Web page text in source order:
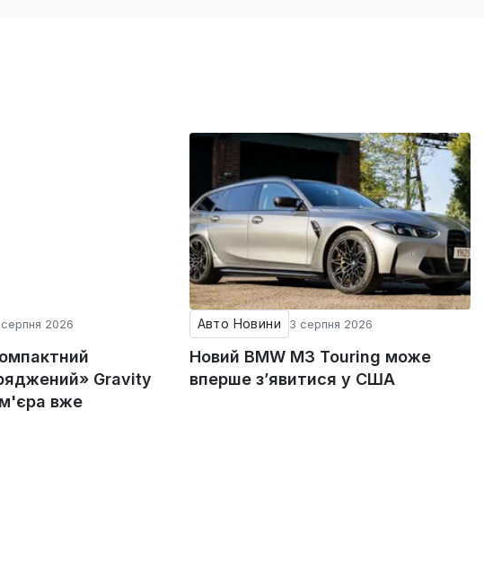
2026
Gravity
вже
Авто Новини 3 серпня 2026
Новий BMW M3 Touring може
вперше з’явитися у США